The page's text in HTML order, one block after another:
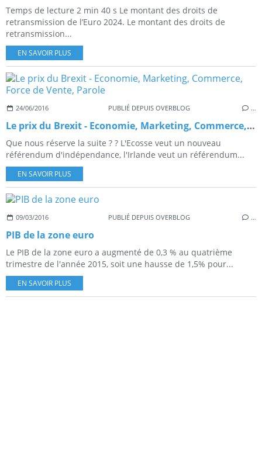
Temps de lecture 2 min 40 s Le montant des droits de
retransmission de l’Euro 2024. Le montant des droits de
retransmission...
EN SAVOIR PLUS
24/06/2016 PUBLIÉ DEPUIS OVERBLOG …
Le prix du Brexit - Economie, Marketing, Commerce, Force de Vente, Parole
Que nous réserve la suite ? ? L'Ecosse veut un nouveau
référendum d'indépendance, l'Irlande veut un référendum...
EN SAVOIR PLUS
09/03/2016 PUBLIÉ DEPUIS OVERBLOG …
PIB de la zone euro
Le PIB de la zone euro a augmenté de 0,3 % au quatrième
trimestre de l'année 2015, soit une hausse de 1,5% pour...
EN SAVOIR PLUS